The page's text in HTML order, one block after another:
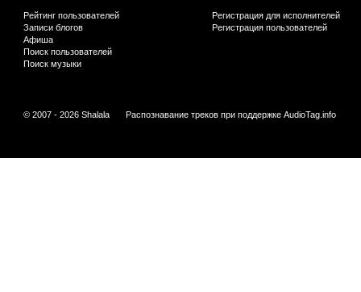
Рейтинг пользователей
Записи блогов
Афиша
Поиск пользователей
Поиск музыки
Регистрация для исполнителей
Регистрация пользователей
© 2007 - 2026 Shalala Распознавание треков при поддержке AudioTag.info